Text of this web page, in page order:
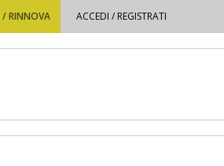
RINNOVA ACCEDI / REGISTRATI